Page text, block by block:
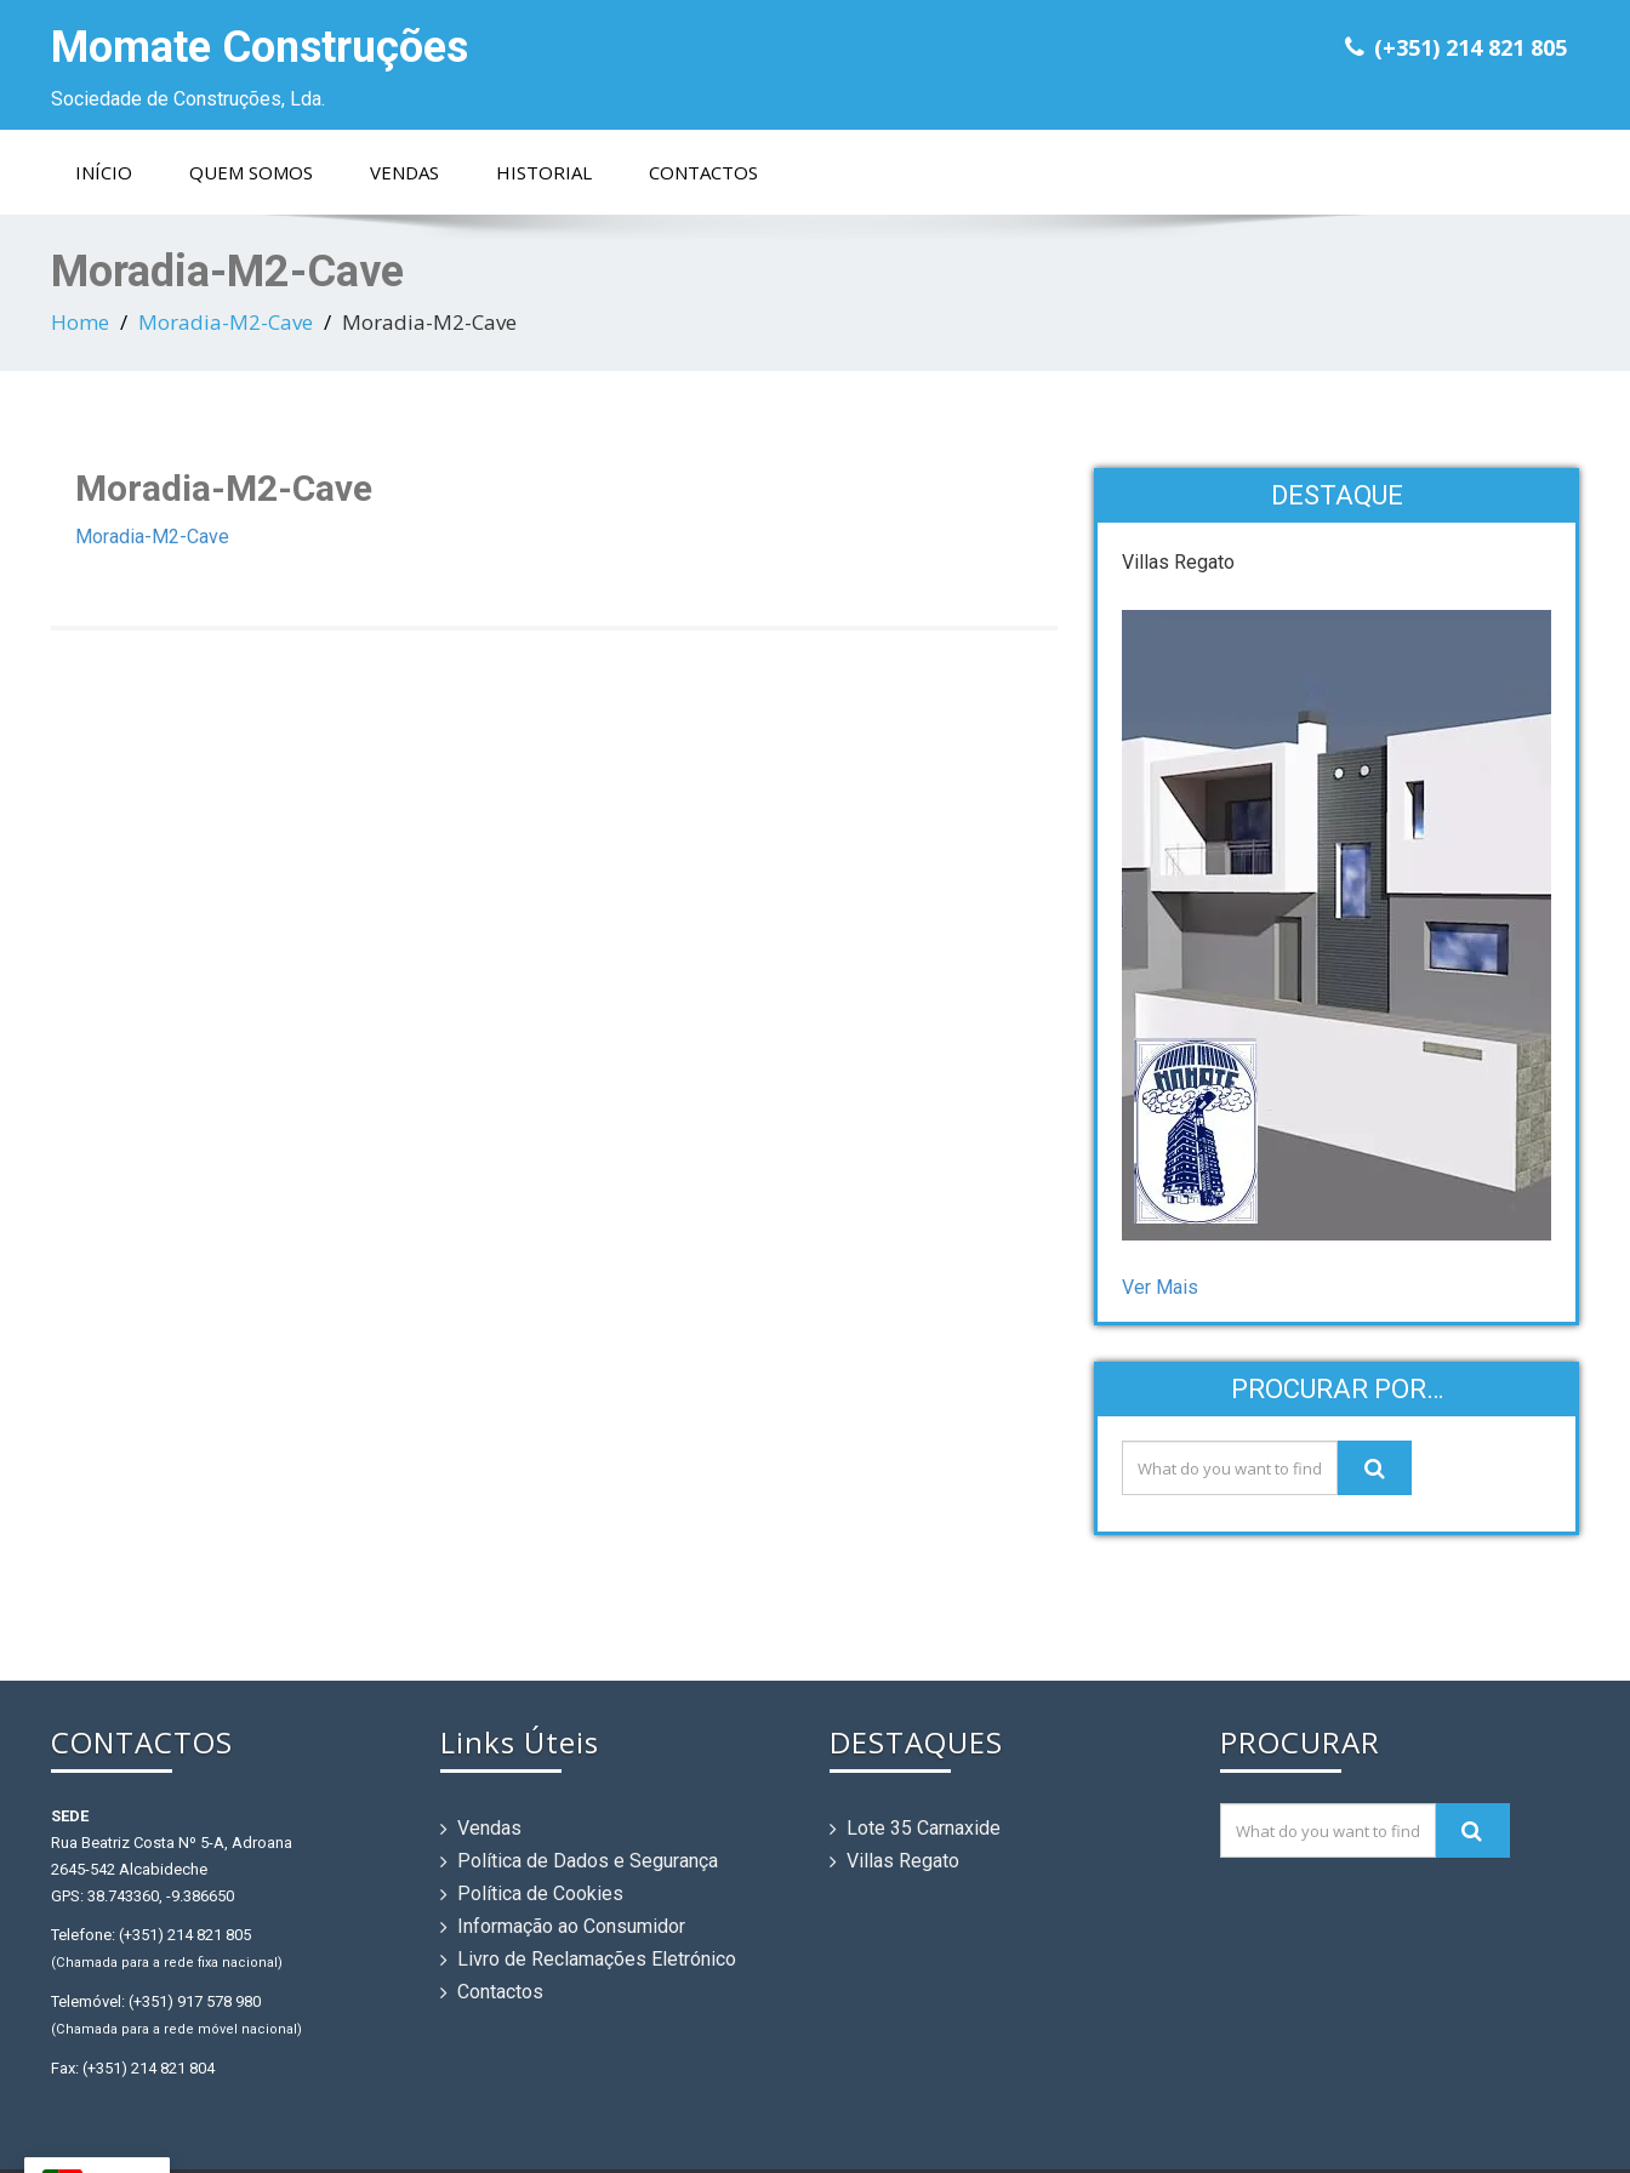
Momate Construções
Sociedade de Construções, Lda.
(+351) 214 821 805
INÍCIO QUEM SOMOS VENDAS HISTORIAL CONTACTOS
Moradia-M2-Cave
Home Moradia-M2-Cave Moradia-M2-Cave
Moradia-M2-Cave
Moradia-M2-Cave
DESTAQUE
Villas Regato
Ver Mais
PROCURAR POR…
CONTACTOS
SEDE
Rua Beatriz Costa Nº 5-A, Adroana
2645-542 Alcabideche
GPS: 38.743360, -9.386650
Telefone: (+351) 214 821 805
(Chamada para a rede fixa nacional)
Telemóvel: (+351) 917 578 980
(Chamada para a rede móvel nacional)
Fax: (+351) 214 821 804
Links Úteis
Vendas
Política de Dados e Segurança
Política de Cookies
Informação ao Consumidor
Livro de Reclamações Eletrónico
Contactos
DESTAQUES
Lote 35 Carnaxide
Villas Regato
PROCURAR